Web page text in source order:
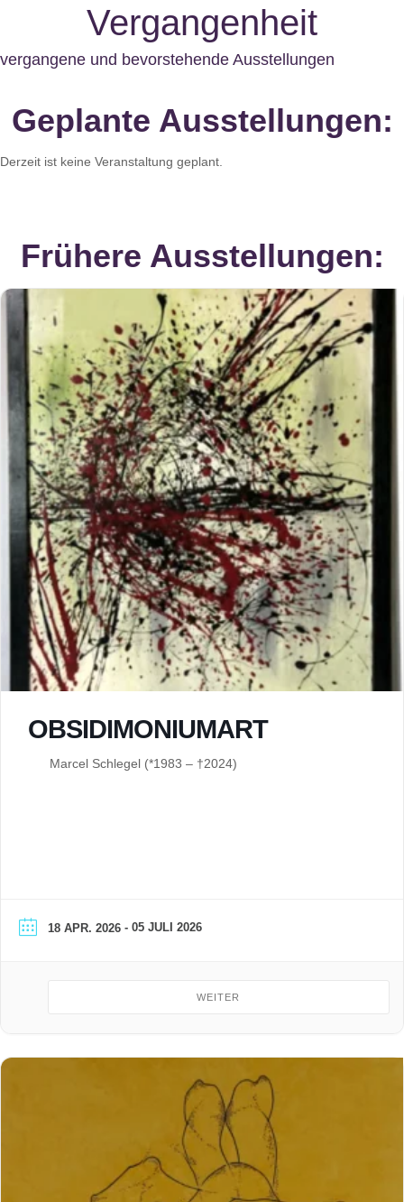
KOPF-Sprünge
Vergangenheit
vergangene und bevorstehende Ausstellungen
Geplante Ausstellungen:
Derzeit ist keine Veranstaltung geplant.
Frühere Ausstellungen:
OBSIDIMONIUMART
Marcel Schlegel (*1983 – †2024)
18 APR. 2026 - 05 JULI 2026
WEITER